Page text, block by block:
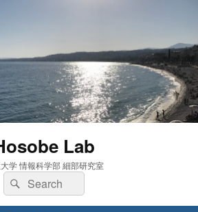
Lab
学 情報科学部 細部研究室
検
索:
検
索